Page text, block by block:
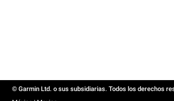
© Garmin Ltd. o sus subsidiarias. Todos los derechos